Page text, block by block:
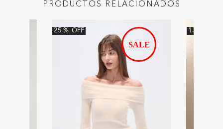
PRODUCTOS RELACIONADOS
25% OFF 13